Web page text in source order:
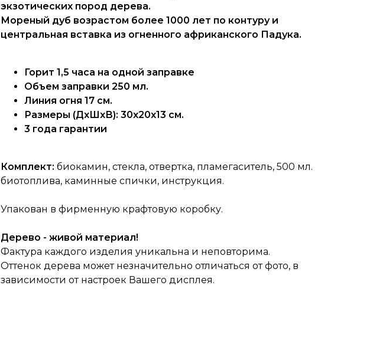
экзотических пород дерева.
Мореный дуб возрастом более 1000 лет по контуру и
центральная вставка из огненного африканского Падука.
Горит 1,5 часа на одной заправке
Объем заправки 250 мл.
Линия огня 17 см.
Размеры (ДхШхВ): 30х20х13 см.
3 года гарантии
Комплект: биокамин, стекла, отвертка, пламегаситель, 500 мл.
биотоплива, каминные спички, инструкция.
Упакован в фирменную крафтовую коробку.
Дерево - живой материал!
Фактура каждого изделия уникальна и неповторима.
Оттенок дерева может незначительно отличаться от фото, в
зависимости от настроек Вашего дисплея.